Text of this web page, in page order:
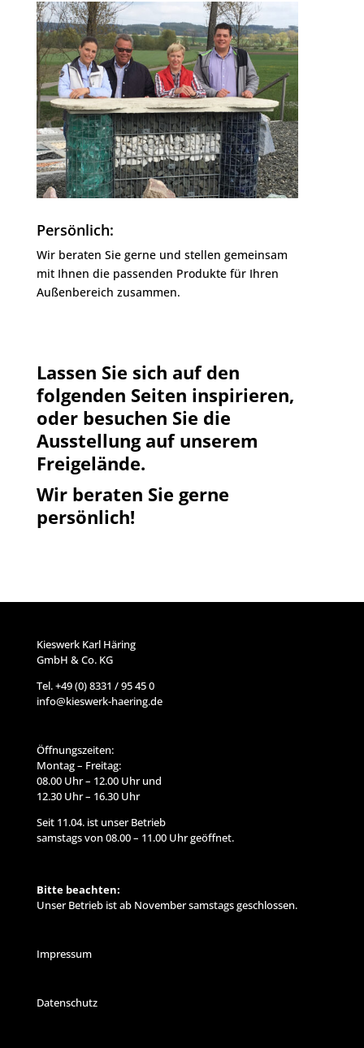
Persönlich:
Wir beraten Sie gerne und stellen gemeinsam
mit Ihnen die passenden Produkte für Ihren
Außenbereich zusammen.
Lassen Sie sich auf den
folgenden Seiten inspirieren,
oder besuchen Sie die
Ausstellung auf unserem
Freigelände.
Wir beraten Sie gerne
persönlich!
Kieswerk Karl Häring
GmbH & Co. KG
Tel. +49 (0) 8331 / 95 45 0
info@kieswerk-haering.de
Öffnungszeiten:
Montag – Freitag:
08.00 Uhr – 12.00 Uhr und
12.30 Uhr – 16.30 Uhr
Seit 11.04. ist unser Betrieb
samstags von 08.00 – 11.00 Uhr geöffnet.
Bitte beachten:
Unser Betrieb ist ab November samstags geschlossen.
Impressum
Datenschutz